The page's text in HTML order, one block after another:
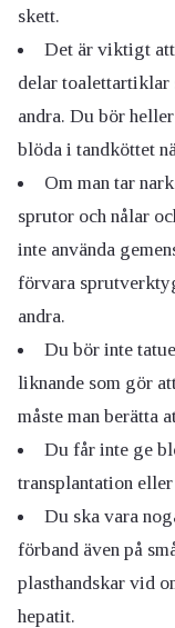
skett.
Det är viktigt att
delar toalettartiklar
andra. Du bör
blöda i tandköttet
Om man tar
sprutor och nålar
inte använda
förvara
andra.
Du bör inte
liknande som gör
måste man berätta
Du får inte ge
transplantation
Du ska vara
förband även på
plasthandskar vid
hepatit.